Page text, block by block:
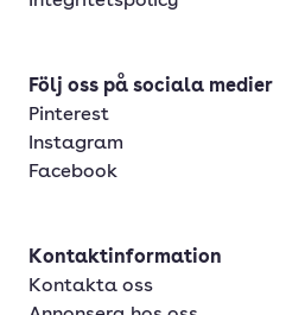
Följ oss på sociala medier
Pinterest
Instagram
Facebook
Kontaktinformation
Kontakta oss